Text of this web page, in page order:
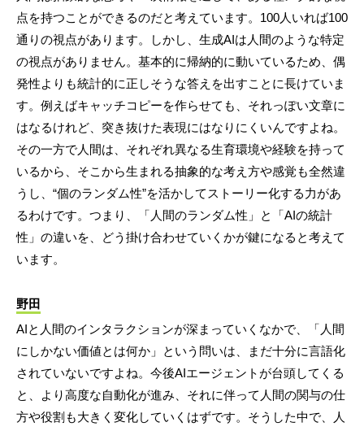
点を持つことができるのだと考えています。100人いれば100
通りの視点があります。しかし、生成AIは人間のような特定
の視点がありません。基本的に帰納的に動いているため、偶
発性よりも統計的に正しそうな答えを出すことに長けていま
す。例えばキャッチコピーを作らせても、それっぽい文章に
はなるけれど、突き抜けた表現にはなりにくいんですよね。
その一方で人間は、それぞれ異なる生育環境や経験を持って
いるから、そこから生まれる抽象的な考え方や感覚も全然違
うし、“個のランダム性”を活かしてストーリー化する力があ
るわけです。つまり、「人間のランダム性」と「AIの統計
性」の違いを、どう掛け合わせていくかが鍵になると考えて
います。
野田
AIと人間のインタラクションが深まっていくなかで、「人間
にしかない価値とは何か」という問いは、まだ十分に言語化
されていないですよね。今後AIエージェントが台頭してくる
と、より高度な自動化が進み、それに伴って人間の関与の仕
方や役割も大きく変化していくはずです。そうした中で、人